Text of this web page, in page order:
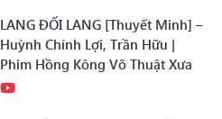
LANG ĐỐI LANG [Thuyết Minh] –
Huỳnh Chính Lợi, Trần Hữu |
Phim Hồng Kông Võ Thuật Xưa